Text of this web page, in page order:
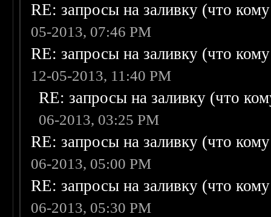
RE: запросы на заливку (что
05-2013, 07:46 PM
RE: запросы на заливку (что
12-05-2013, 11:40 PM
RE: запросы на заливку (что
06-2013, 03:25 PM
RE: запросы на заливку (что
06-2013, 05:00 PM
RE: запросы на заливку (что
06-2013, 05:30 PM